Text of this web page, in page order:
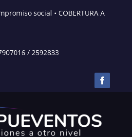
social • COBERTURA A
/2592833